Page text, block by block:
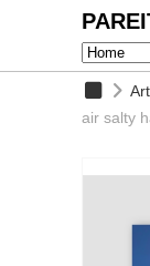
air salty